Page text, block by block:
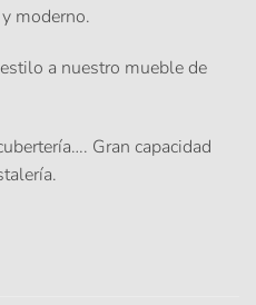
moderno.
a nuestro mueble de
Gran capacidad